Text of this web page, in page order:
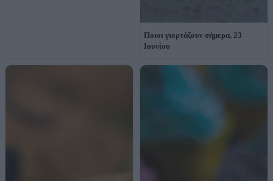
Ποιοι γιορτάζουν σήμερα, 23
Ιουνίου